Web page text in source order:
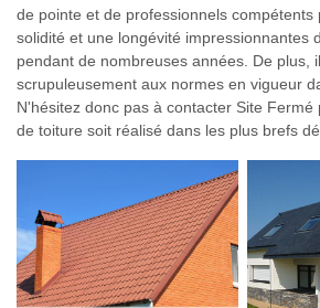
de pointe et de professionnels compétents
solidité et une longévité impressionnantes
pendant de nombreuses années. De plus,
scrupuleusement aux normes en vigueur
N'hésitez donc pas à contacter Site
de toiture soit réalisé dans les plus brefs